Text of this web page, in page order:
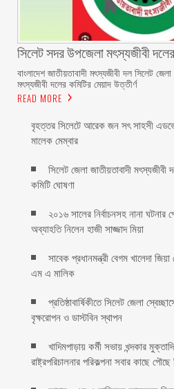
‎সিলেট সদর উপজেলা মৎস্যজীবী
‎বাংলাদেশ জাতীয়তাবাদী মৎস্যজীবী দল সিলেট
মৎস্যজীবী দলের কমিটির মেয়াদ উত্তীর্ণ
READ MORE
বৃহত্তর সিলেটে আরেক জন সৎ সাহসী
মালেক মেম্বার ‎
সিলেট জেলা জাতীয়তাবাদী
কমিটি ঘোষণা
২০১৬ সালের নির্বাচনসহ নানা ঘটনার
অব্যাহতি নিলেন হাজী সাজ্জাদ মিয়া
সাবেক প্রধানমন্ত্রী বেগম খালেদা
এম এ মালিক
প্রতিষ্ঠাবার্ষিকীতে সিলেট জেলা
বৃক্ষরোপন ও ডাস্টবিন স্থাপন
খাদিমপাড়ায় কর্মী সভায় খন্দকার
রাষ্ট্রপরিচালনার পরিকল্পনা সবার কাছে পৌছে